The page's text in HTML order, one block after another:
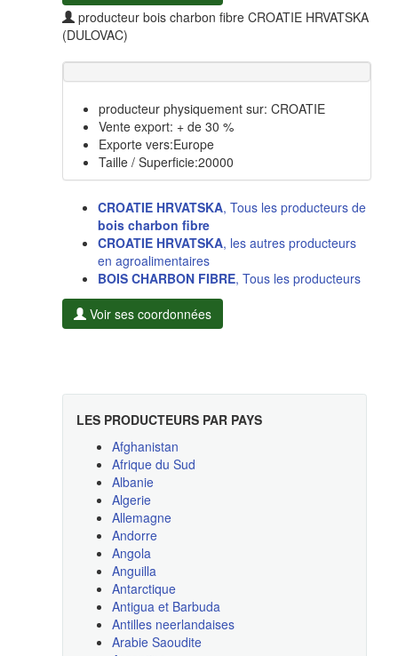
producteur bois charbon fibre CROATIE HRVATSKA
(DULOVAC)
producteur physiquement sur: CROATIE
Vente export: + de 30 %
Exporte vers:Europe
Taille / Superficie:20000
CROATIE HRVATSKA, Tous les producteurs de
bois charbon fibre
CROATIE HRVATSKA, les autres producteurs
en agroalimentaires
BOIS CHARBON FIBRE, Tous les producteurs
Voir ses coordonnées
LES PRODUCTEURS PAR PAYS
Afghanistan
Afrique du Sud
Albanie
Algerie
Allemagne
Andorre
Angola
Anguilla
Antarctique
Antigua et Barbuda
Antilles neerlandaises
Arabie Saoudite